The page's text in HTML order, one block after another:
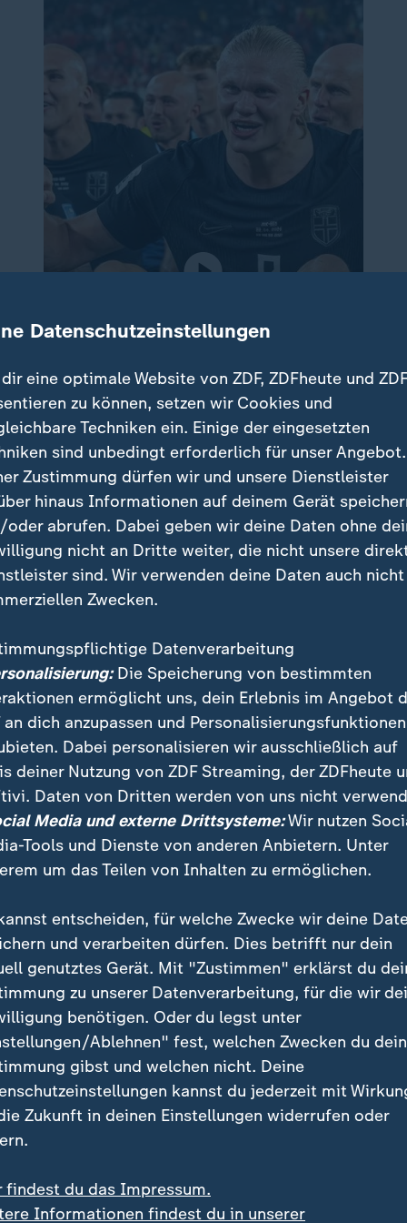
sorgen Norwegens Fans für Begeisterung. Sie "rudern"
mit guter Stimmung an.
Yorker MetLife Stadium setzte sich das Ritual fort
sogar den Rasen. Nach dem3:2 gegen
nur auf dem Platz für Jubel, sondern auch auf den
setzten sich gemeinsam mit ihren Fans ins
Grund fürs Feiern: Norwegen erreichte vorzeitig
das Ritual klasse
Spiel hatte Norwegens Kapitän Martin
Trommel herausgeholt, auf der er den
intonierte, die dankbar und frenetisch in die
einstimmten.
und Tabellen der WM 2026
WM im Liveblog
erklärte Superstar Erling Haaland nach dem Spiel
Datenschutzeinstellungen
eine optimale Website von ZDF, ZDFheute und
zu können, setzen wir Cookies und
Techniken ein. Einige der eingesetzten
sind unbedingt erforderlich für unser
Zustimmung dürfen wir und unsere Dienstleister
hinaus Informationen auf deinem Gerät
oder abrufen. Dabei geben wir deine Daten ohne
nicht an Dritte weiter, die nicht unsere
sind. Wir verwenden deine Daten auch nicht
Zwecken.
Datenverarbeitung
Die Speicherung von bestimmten
ermöglicht uns, dein Erlebnis im Angebot
an dich anzupassen und Personalisierungsfunktionen
Dabei personalisieren wir ausschließlich auf
deiner Nutzung von ZDF Streaming, der ZDFheute
Daten von Dritten werden von uns nicht
Media und externe Drittsysteme:Wir nutzen
Tools und Dienste von anderen Anbietern. Unter
um das Teilen von Inhalten zu ermöglichen.
entscheiden, für welche Zwecke wir deine
und verarbeiten dürfen. Dies betrifft nur dein
genutztes Gerät. Mit "Zustimmen" erklärst du
zu unserer Datenverarbeitung, für die wir
benötigen. Oder du legst unter
Ablehnen" fest, welchen Zwecken du
gibst und welchen nicht. Deine
kannst du jederzeit mit
Zukunft in deinen Einstellungen widerrufen oder
findest du das Impressum.
Informationen findest du in unserer